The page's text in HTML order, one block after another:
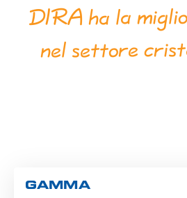
DIRA ha la
nel settore
GAMMA